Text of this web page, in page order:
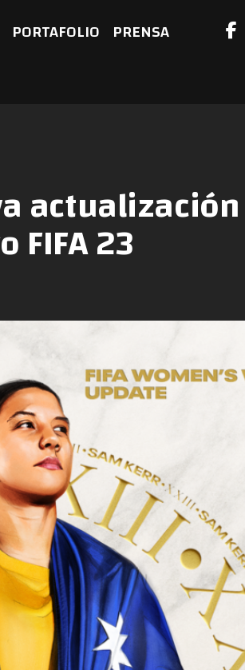
PORTAFOLIO PRENSA
23